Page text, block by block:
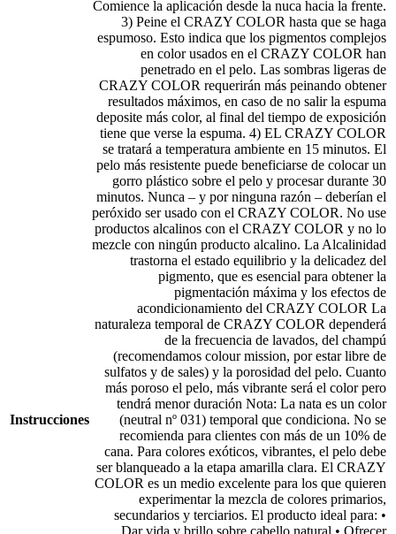
Instrucciones
Comience la aplicación desde la nuca hacia la frente.
3) Peine el CRAZY COLOR hasta que se haga
espumoso. Esto indica que los pigmentos complejos
en color usados en el CRAZY COLOR han
penetrado en el pelo. Las sombras ligeras de
CRAZY COLOR requerirán más peinando obtener
resultados máximos, en caso de no salir la espuma
deposite más color, al final del tiempo de exposición
tiene que verse la espuma. 4) EL CRAZY COLOR
se tratará a temperatura ambiente en 15 minutos. El
pelo más resistente puede beneficiarse de colocar un
gorro plástico sobre el pelo y procesar durante 30
minutos. Nunca – y por ninguna razón – deberían el
peróxido ser usado con el CRAZY COLOR. No use
productos alcalinos con el CRAZY COLOR y no lo
mezcle con ningún producto alcalino. La Alcalinidad
trastorna el estado equilibrio y la delicadez del
pigmento, que es esencial para obtener la
pigmentación máxima y los efectos de
acondicionamiento del CRAZY COLOR La
naturaleza temporal de CRAZY COLOR dependerá
de la frecuencia de lavados, del champú
(recomendamos colour mission, por estar libre de
sulfatos y de sales) y la porosidad del pelo. Cuanto
más poroso el pelo, más vibrante será el color pero
tendrá menor duración Nota: La nata es un color
(neutral nº 031) temporal que condiciona. No se
recomienda para clientes con más de un 10% de
cana. Para colores exóticos, vibrantes, el pelo debe
ser blanqueado a la etapa amarilla clara. El CRAZY
COLOR es un medio excelente para los que quieren
experimentar la mezcla de colores primarios,
secundarios y terciarios. El producto ideal para: •